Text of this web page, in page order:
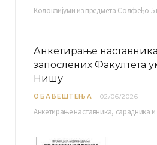
Анкетирање
запослених Факултета
Нишу
ОБАВЕШТЕЊА 02/06/2026